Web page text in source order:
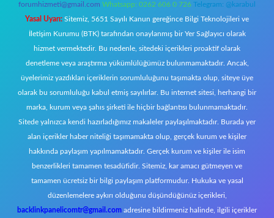
forumhizmeti@gmail.com Whatsapp: 0262 606 0 726 Telegram: @karabul
Yasal Uyarı: Sitemiz, 5651 Sayılı Kanun gereğince Bilgi Teknolojileri ve
İletişim Kurumu (BTK) tarafından onaylanmış bir Yer Sağlayıcı olarak
hizmet vermektedir. Bu nedenle, sitedeki içerikleri proaktif olarak
denetleme veya araştırma yükümlülüğümüz bulunmamaktadır. Ancak,
üyelerimiz yazdıkları içeriklerin sorumluluğunu taşımakta olup, siteye üye
olarak bu sorumluluğu kabul etmiş sayılırlar. Bu internet sitesi, herhangi bir
marka, kurum veya şahıs şirketi ile hiçbir bağlantısı bulunmamaktadır.
Sitede yalnızca kendi hazırladığımız makaleler paylaşılmaktadır. Burada yer
alan içerikler haber niteliği taşımamakta olup, gerçek kurum ve kişiler
hakkında paylaşım yapılmamaktadır. Gerçek kurum ve kişiler ile isim
benzerlikleri tamamen tesadüfidir. Sitemiz, kar amacı gütmeyen ve
tamamen ücretsiz bir bilgi paylaşım platformudur. Hukuka ve yasal
düzenlemelere aykırı olduğunu düşündüğünüz içerikleri,
backlinkpanelicomtr@gmail.com adresine bildirmeniz halinde, ilgili içerikler